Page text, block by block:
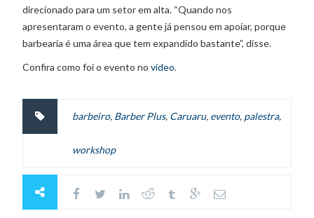
direcionado para um setor em alta. “Quando nos
apresentaram o evento, a gente já pensou em apoiar, porque
barbearia é uma área que tem expandido bastante”, disse.
Confira como foi o evento novídeo.
barbeiro, Barber Plus, Caruaru, evento, palestra,
workshop